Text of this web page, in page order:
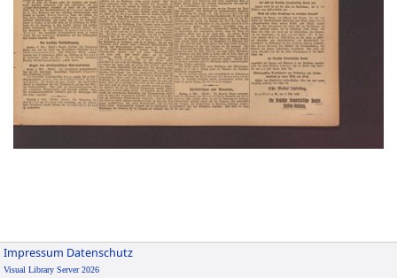
Impressum Datenschutz
Visual Library Server 2026